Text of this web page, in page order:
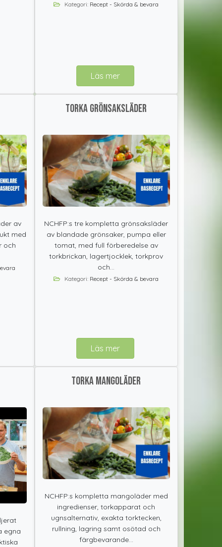
Kategori: Recept - Skörda & bevara
Läs mer
av
med
och
Torka grönsaksläder
NCHFP:s tre kompletta grönsaksläder
av blandade grönsaker, pumpa eller
tomat, med full förberedelse av
torkbrickan, lagertjocklek, torkprov
och...
Kategori: Recept - Skörda & bevara
Läs mer
egna
Torka mangoläder
NCHFP:s kompletta mangoläder med
ingredienser, torkapparat och
ugnsalternativ, exakta torktecken,
rullning, lagring samt osötad och
färgbevarande...